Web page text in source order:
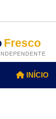
Fresco
INÍCIO